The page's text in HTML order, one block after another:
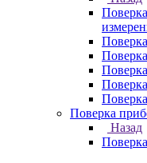
Поверка
Назад